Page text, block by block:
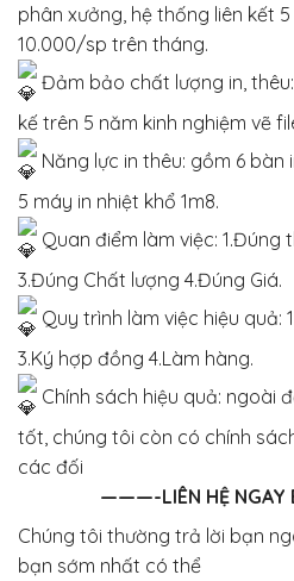
phân xưởng, hệ thống liên kết
10.000/sp trên tháng.
Đảm bảo chất lượng in,
kế trên 5 năm kinh nghiệm vẽ
Năng lực in thêu: gồm 6 bàn
5 máy in nhiệt khổ 1m8.
Quan điểm làm việc:
3.Đúng Chất lượng 4.Đúng Giá.
Quy trình làm việc hiệu quả:
3.Ký hợp đồng 4.Làm hàng.
Chính sách hiệu quả: ngoài
tốt, chúng tôi còn có chính
các đối
———-LIÊN HỆ
Chúng tôi thường trả lời bạn
bạn sớm nhất có thể